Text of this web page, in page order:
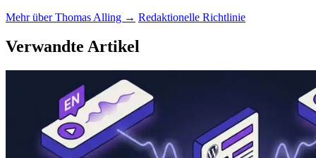
Mehr über Thomas Alling → Redaktionelle Richtlinie
Verwandte Artikel